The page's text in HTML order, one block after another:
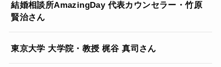
結婚相談所AmazingDay 代表カウンセラー・竹原
賢治さん
東京大学 大学院・教授 梶谷 真司さん